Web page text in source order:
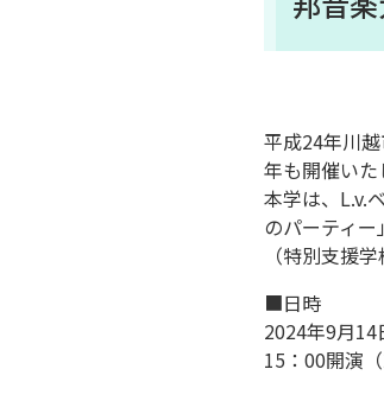
平成24年川
年も開催いた
本学は、L.v.
のパーティ
（特別支援
■日時
2024年9月14
15：00開演